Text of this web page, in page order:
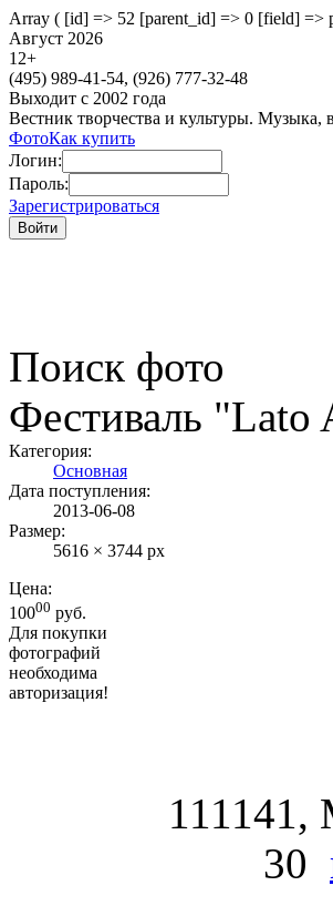
Array ( [id] => 52 [parent_id] => 0 [field] =>
Август 2026
12+
(495) 989-41-54, (926) 777-32-48
Выходит с 2002 года
Вестник творчества и культуры. Музыка,
ФотоКак купить
Логин:
Пароль:
Зарегистрироваться
Поиск фото
Фестиваль "Lato
Категория:
Основная
Дата поступления:
2013-06-08
Размер:
5616 × 3744 px
Цена:
10000 руб.
Для покупки
фотографий
необходима
авторизация!
111141,
30